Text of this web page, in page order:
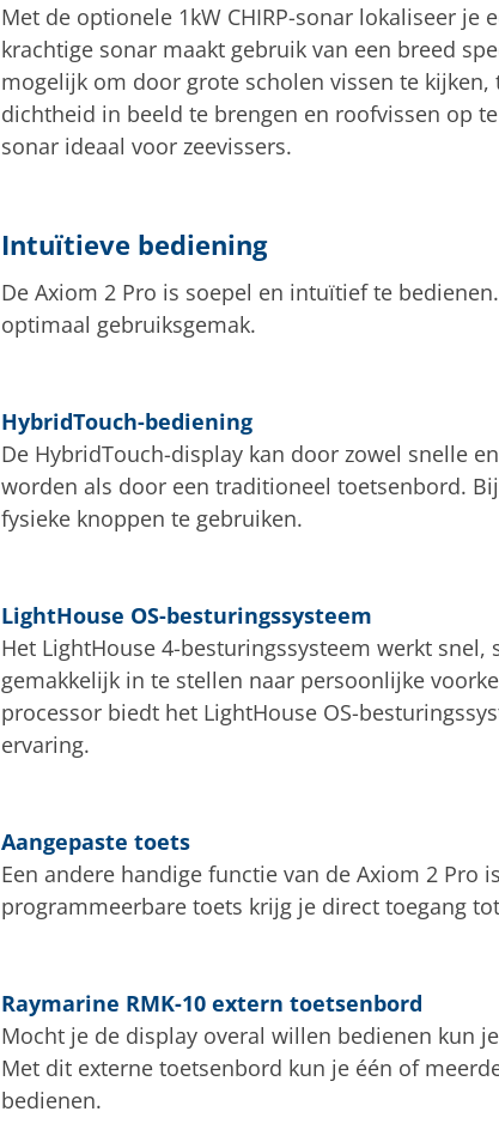
Met de optionele 1kW CHIRP-sonar lokaliseer
krachtige sonar maakt gebruik van een breed
mogelijk om door grote scholen vissen te
dichtheid in beeld te brengen en roofvissen op
sonar ideaal voor zeevissers.
Intuïtieve bediening
De Axiom 2 Pro is soepel en intuïtief te
optimaal gebruiksgemak.
HybridTouch-bediening
De HybridTouch-display kan door zowel snelle
worden als door een traditioneel toetsenbord.
fysieke knoppen te gebruiken.
LightHouse OS-besturingssysteem
Het LightHouse 4-besturingssysteem werkt
gemakkelijk in te stellen naar persoonlijke
processor biedt het LightHouse OS-
ervaring.
Aangepaste toets
Een andere handige functie van de Axiom 2 Pro
programmeerbare toets krijg je direct toegang
Raymarine RMK-10 extern toetsenbord
Mocht je de display overal willen bedienen kun
Met dit externe toetsenbord kun je één of
bedienen.